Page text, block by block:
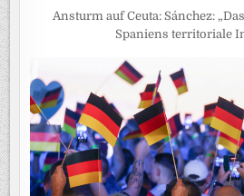
Ansturm auf Ceuta: Sánchez:
Spaniens territoriale